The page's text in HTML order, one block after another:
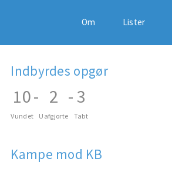
Om Lister
Indbyrdes opgør
10
Vundet
- 2
Uafgjorte
-3
Tabt
Kampe mod KB